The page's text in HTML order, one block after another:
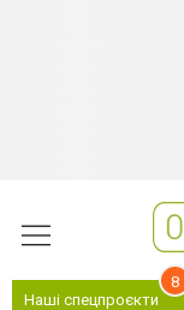
Наші спецпроєкти
8